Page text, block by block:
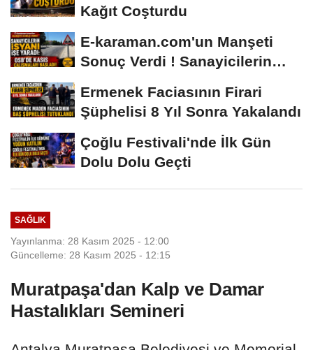
Kağıt Coşturdu
E-karaman.com'un Manşeti
Sonuç Verdi ! Sanayicilerin
Ermenek Faciasının Firari
Şüphelisi 8 Yıl Sonra Yakalandı
Çoğlu Festivali'nde İlk Gün
Dolu Dolu Geçti
SAĞLIK
Yayınlanma: 28 Kasım 2025 - 12:00
Güncelleme: 28 Kasım 2025 - 12:15
Muratpaşa'dan Kalp ve Damar
Hastalıkları Semineri